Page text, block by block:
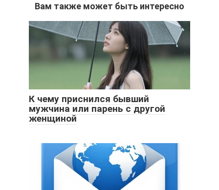
Вам также может быть интересно
К чему приснился бывший
мужчина или парень с другой
женщиной